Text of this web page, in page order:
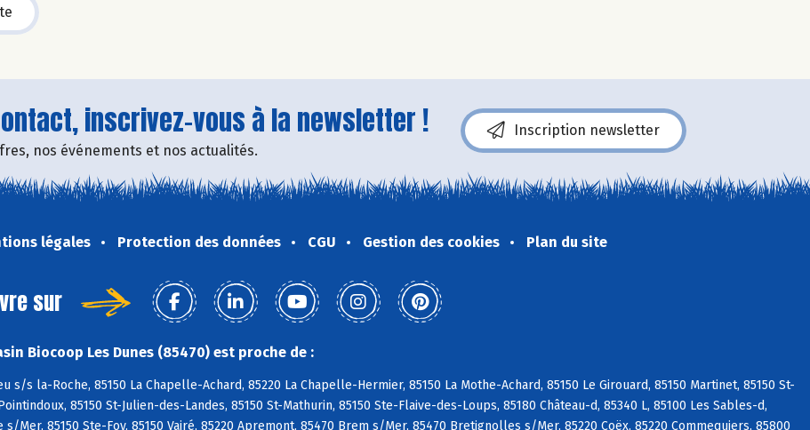
inscrivez-vous à la newsletter !
nos événements et nos actualités.
Inscription newsletter
légales Protection des données CGU Gestion des cookies Plan du site
sur
Biocoop Les Dunes (85470) est proche de :
s/s la-Roche, 85150 La Chapelle-Achard, 85220 La Chapelle-Hermier, 85150 La Mothe-Achard, 85150 Le Girouard, 85150 Martinet, 85150 St-
85150 St-Julien-des-Landes, 85150 St-Mathurin, 85150 Ste-Flaive-des-Loups, 85180 Château-d, 85340 L, 85100 Les Sables-d,
s/Mer, 85150 Ste-Foy, 85150 Vairé, 85220 Apremont, 85470 Brem s/Mer, 85470 Bretignolles s/Mer, 85220 Coëx, 85220 Commequiers, 85800